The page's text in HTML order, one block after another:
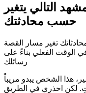
التالي يتغير
حسب محادثتك
الوقت الفعلي بناءً على
رسائلك